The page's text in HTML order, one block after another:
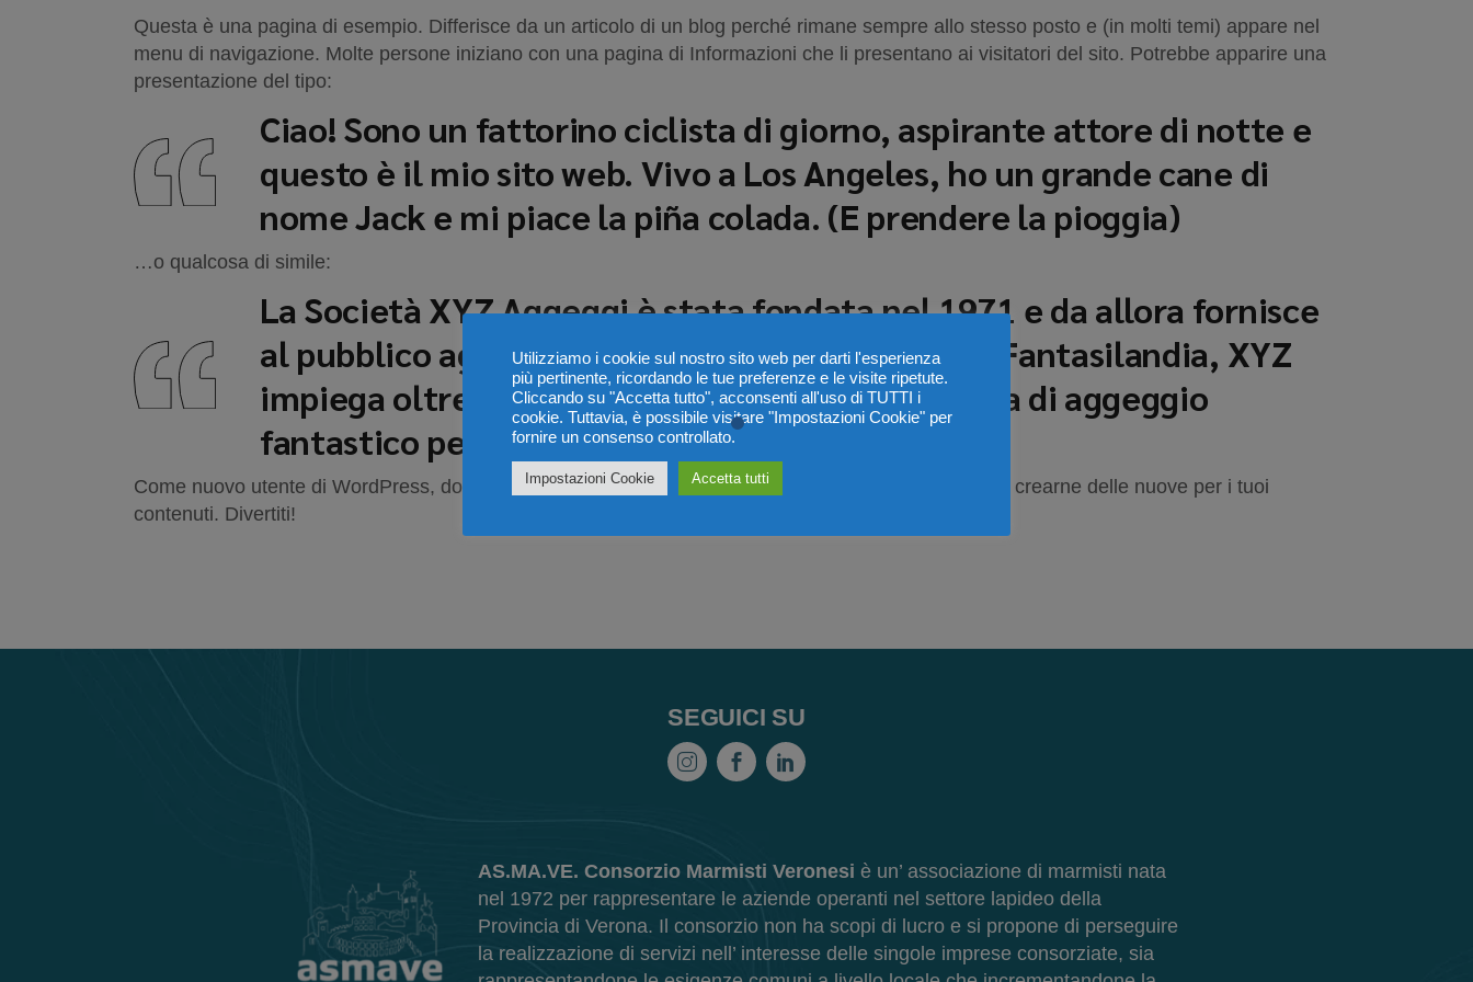
Questa è una pagina di esempio. Differisce da un articolo di un blog perché rimane sempre allo stesso posto e (in molti temi) appare nel
menu di navigazione. Molte persone iniziano con una pagina di Informazioni che li presentano ai visitatori del sito. Potrebbe apparire una
presentazione del tipo:
Ciao! Sono un fattorino ciclista di giorno, aspirante attore di notte e
questo è il mio sito web. Vivo a Los Angeles, ho un grande cane di
nome Jack e mi piace la piña colada. (E prendere la pioggia)
…o qualcosa di simile:
La Società XYZ Aggeggi è stata fondata nel 1971 e da allora fornisce
al pubblico aggeggi di ottima qualità. Situata a Fantasilandia, XYZ
impiega oltre 2.000 persone e realizza ogni sorta di aggeggio
fantastico per la comunità di Fantasilandia.
Come nuovo utente di WordPress, dovresti andare nella tua Bachecaper eliminare questa pagina, e crearne delle nuove per i tuoi
contenuti. Divertiti!
SEGUICI SU
AS.MA.VE. Consorzio Marmisti Veronesi è un’ associazione di marmisti nata
nel 1972 per rappresentare le aziende operanti nel settore lapideo della
Provincia di Verona. Il consorzio non ha scopi di lucro e si propone di perseguire
la realizzazione di servizi nell’ interesse delle singole imprese consorziate, sia
Utilizziamo i cookie sul nostro sito web per darti l'esperienza
più pertinente, ricordando le tue preferenze e le visite ripetute.
Cliccando su "Accetta tutto", acconsenti all'uso di TUTTI i
cookie. Tuttavia, è possibile visitare "Impostazioni Cookie" per
fornire un consenso controllato.
Impostazioni Cookie Accetta tutti